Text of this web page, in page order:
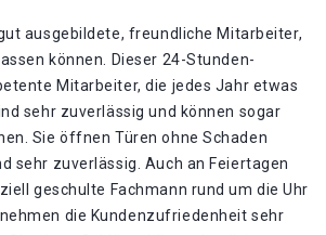
ausgebildete, freundliche Mitarbeiter,
können. Dieser 24-Stunden-
Mitarbeiter, die jedes Jahr etwas
sehr zuverlässig und können sogar
Sie öffnen Türen ohne Schaden
sehr zuverlässig. Auch an Feiertagen
geschulte Fachmann rund um die Uhr
die Kundenzufriedenheit sehr